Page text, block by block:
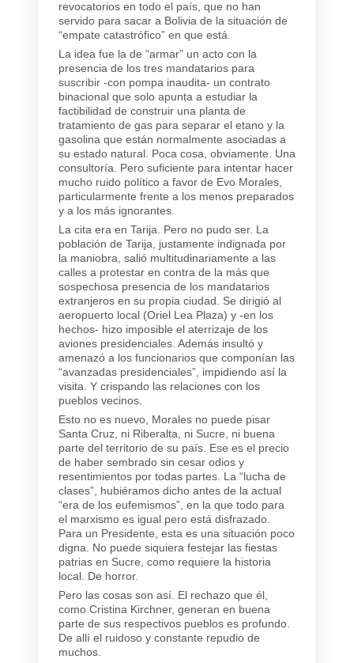
revocatorios en todo el país, que no han
servido para sacar a Bolivia de la situación de
“empate catastrófico” en que está.
La idea fue la de “armar” un acto con la
presencia de los tres mandatarios para
suscribir -con pompa inaudita- un contrato
binacional que solo apunta a estudiar la
factibilidad de construir una planta de
tratamiento de gas para separar el etano y la
gasolina que están normalmente asociadas a
su estado natural. Poca cosa, obviamente. Una
consultoría. Pero suficiente para intentar hacer
mucho ruido político a favor de Evo Morales,
particularmente frente a los menos preparados
y a los más ignorantes.
La cita era en Tarija. Pero no pudo ser. La
población de Tarija, justamente indignada por
la maniobra, salió multitudinariamente a las
calles a protestar en contra de la más que
sospechosa presencia de los mandatarios
extranjeros en su propia ciudad. Se dirigió al
aeropuerto local (Oriel Lea Plaza) y -en los
hechos- hizo imposible el aterrizaje de los
aviones presidenciales. Además insultó y
amenazó a los funcionarios que componían las
“avanzadas presidenciales”, impidiendo así la
visita. Y crispando las relaciones con los
pueblos vecinos.
Esto no es nuevo, Morales no puede pisar
Santa Cruz, ni Riberalta, ni Sucre, ni buena
parte del territorio de su país. Ese es el precio
de haber sembrado sin cesar odios y
resentimientos por todas partes. La “lucha de
clases”, hubiéramos dicho antes de la actual
“era de los eufemismos”, en la que todo para
el marxismo es igual pero está disfrazado.
Para un Presidente, esta es una situación poco
digna. No puede siquiera festejar las fiestas
patrias en Sucre, como requiere la historia
local. De horror.
Pero las cosas son así. El rechazo que él,
como Cristina Kirchner, generan en buena
parte de sus respectivos pueblos es profundo.
De allí el ruidoso y constante repudio de
muchos.